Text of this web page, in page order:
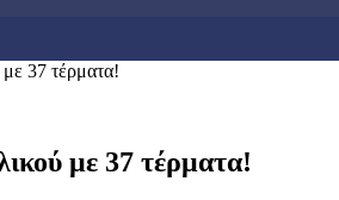
37 τέρματα!
με 37 τέρματα!